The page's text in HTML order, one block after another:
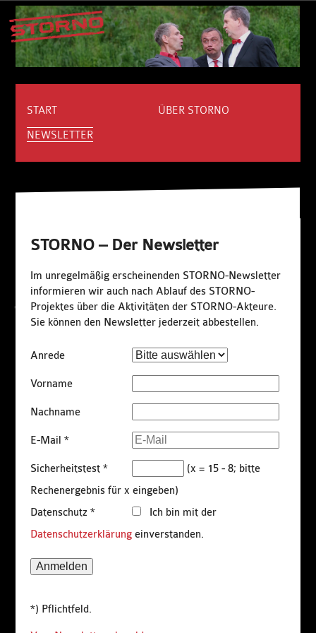
START ÜBER STORNO
NEWSLETTER
STORNO – Der Newsletter
Im unregelmäßig erscheinenden STORNO-Newsletter
informieren wir auch nach Ablauf des STORNO-
Projektes über die Aktivitäten der STORNO-Akteure.
Sie können den Newsletter jederzeit abbestellen.
Anrede
Vorname
Nachname
E-Mail *
Sicherheitstest *
(x = 15 - 8; bitte
Rechenergebnis für x eingeben)
Datenschutz *
Ich bin mit der
Datenschutzerklärungeinverstanden.
*) Pflichtfeld.